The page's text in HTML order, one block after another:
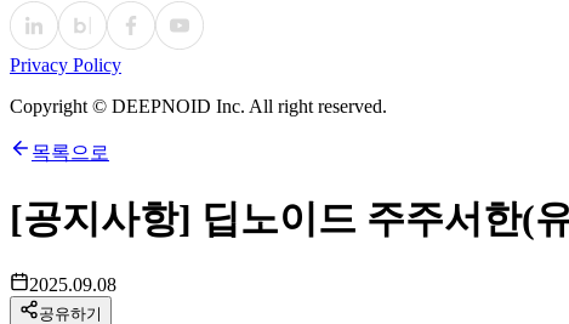
Privacy Policy
Copyright © DEEPNOID Inc. All right reserved.
목록으로
[공지사항] 딥노이드 주주서한(
2025.09.08
공유하기